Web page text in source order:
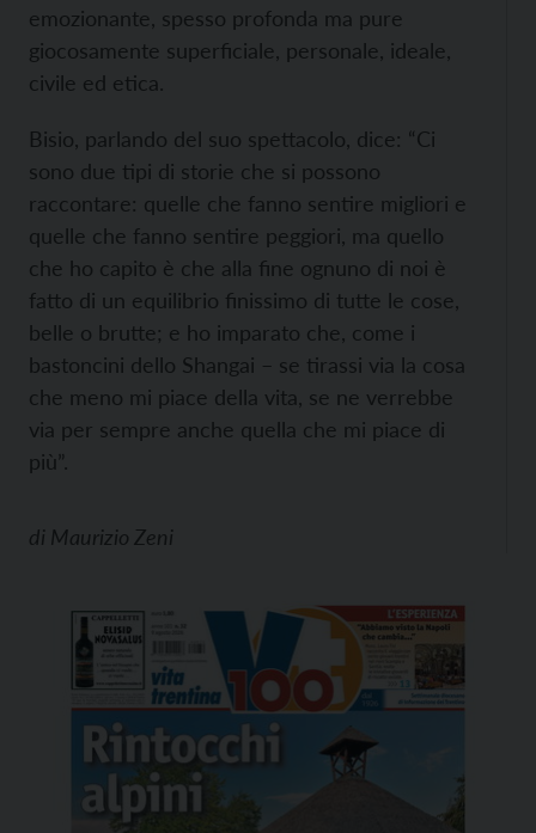
emozionante, spesso profonda ma pure
giocosamente superficiale, personale, ideale,
civile ed etica.
Bisio, parlando del suo spettacolo, dice: “Ci
sono due tipi di storie che si possono
raccontare: quelle che fanno sentire migliori e
quelle che fanno sentire peggiori, ma quello
che ho capito è che alla fine ognuno di noi è
fatto di un equilibrio finissimo di tutte le cose,
belle o brutte; e ho imparato che, come i
bastoncini dello Shangai – se tirassi via la cosa
che meno mi piace della vita, se ne verrebbe
via per sempre anche quella che mi piace di
più”.
di Maurizio Zeni